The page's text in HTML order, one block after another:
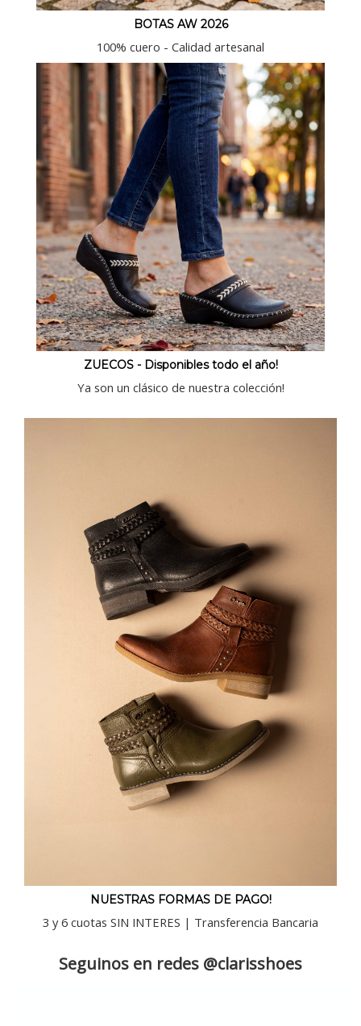
BOTAS AW 2026
100% cuero - Calidad artesanal
ZUECOS - Disponibles todo el año!
Ya son un clásico de nuestra colección!
NUESTRAS FORMAS DE PAGO!
3 y 6 cuotas SIN INTERES | Transferencia Bancaria
Seguinos en redes @clarisshoes